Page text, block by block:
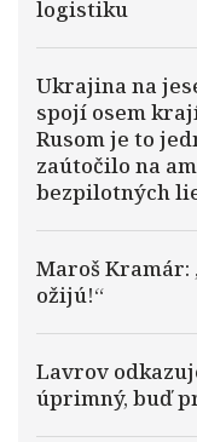
logistiku
Ukrajina na
spojí osem
Rusom je to
zaútočilo na
bezpilotných
Maroš Kramár:
ožijú!“
Lavrov
úprimný, buď